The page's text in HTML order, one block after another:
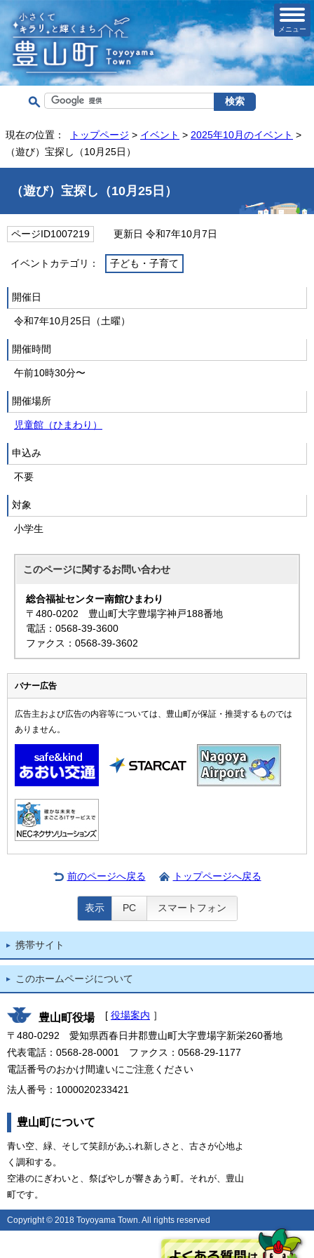
メニュー
現在の位置： トップページ > イベント > 2025年10月のイベント >
（遊び）宝探し（10月25日）
（遊び）宝探し（10月25日）
ページID1007219 更新日 令和7年10月7日
イベントカテゴリ： 子ども・子育て
開催日
令和7年10月25日（土曜）
開催時間
午前10時30分〜
開催場所
児童館（ひまわり）
申込み
不要
対象
小学生
このページに関するお問い合わせ
総合福祉センター南館ひまわり
〒480-0202 豊山町大字豊場字神戸188番地
電話：0568-39-3600
ファクス：0568-39-3602
バナー広告
広告主および広告の内容等については、豊山町が保証・推奨するものでは
ありません。
前のページへ戻る トップページへ戻る
表示 PC スマートフォン
携帯サイト
このホームページについて
豊山町役場 [ 役場案内 ］
〒480-0292 愛知県西春日井郡豊山町大字豊場字新栄260番地
代表電話：0568-28-0001 ファクス：0568-29-1177
電話番号のおかけ間違いにご注意ください
法人番号：1000020233421
豊山町について
青い空、緑、そして笑顔があふれ新しさと、古さが心地よ
く調和する。
空港のにぎわいと、祭ばやしが響きあう町。それが、豊山
町です。
Copyright © 2018 Toyoyama Town. All rights reserved